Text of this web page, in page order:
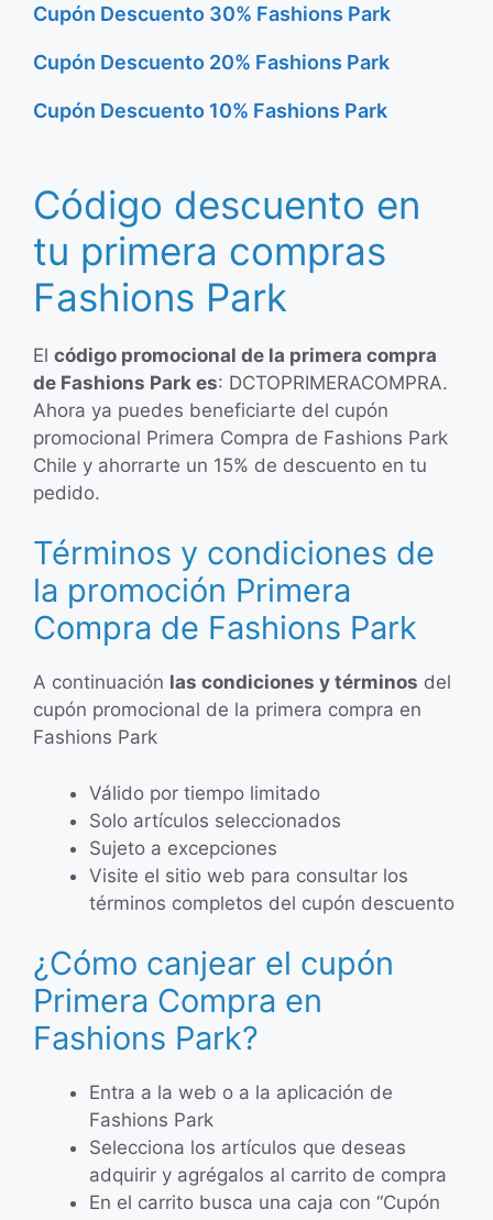
Cupón Descuento 30% Fashions Park
Cupón Descuento 20% Fashions Park
Cupón Descuento 10% Fashions Park
Código descuento en
tu primera compras
Fashions Park
El código promocional de la primera compra
de Fashions Park es: DCTOPRIMERACOMPRA.
Ahora ya puedes beneficiarte del cupón
promocional Primera Compra de Fashions Park
Chile y ahorrarte un 15% de descuento en tu
pedido.
Términos y condiciones de
la promoción Primera
Compra de Fashions Park
A continuación las condiciones y términos del
cupón promocional de la primera compra en
Fashions Park
Válido por tiempo limitado
Solo artículos seleccionados
Sujeto a excepciones
Visite el sitio web para consultar los
términos completos del cupón descuento
¿Cómo canjear el cupón
Primera Compra en
Fashions Park?
Entra a la web o a la aplicación de
Fashions Park
Selecciona los artículos que deseas
adquirir y agrégalos al carrito de compra
En el carrito busca una caja con “Cupón